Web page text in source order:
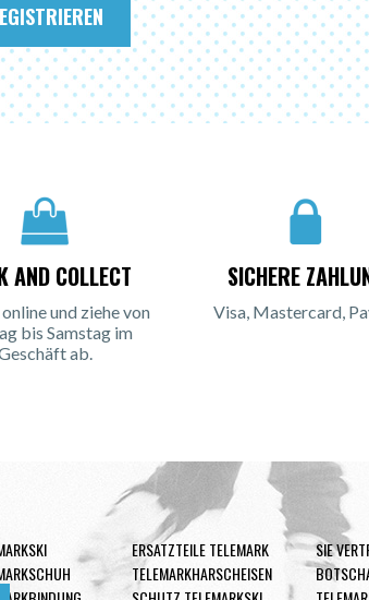
AND COLLECT
und ziehe von
bis Samstag im
ab.
SICHERE
Visa, Mastercard,
ERSATZTEILE TELEMARK
TELEMARKHARSCHEISEN
SIE